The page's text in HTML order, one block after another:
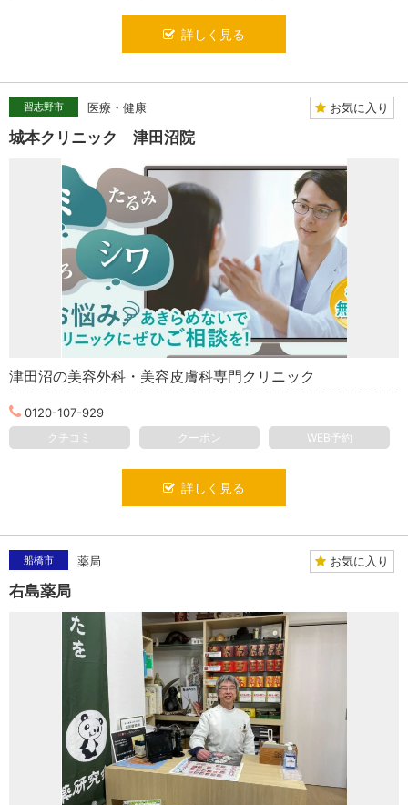
詳しく見る
習志野市 医療・健康 お気に入り
城本クリニック 津田沼院
津田沼の美容外科・美容皮膚科専門クリニック
0120-107-929
クチコミ クーポン WEB予約
詳しく見る
船橋市 薬局 お気に入り
右島薬局